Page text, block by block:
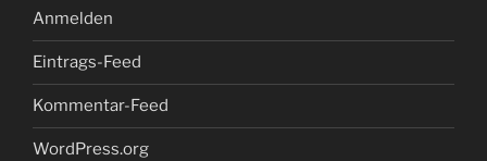
Anmelden
Eintrags-Feed
Kommentar-Feed
WordPress.org